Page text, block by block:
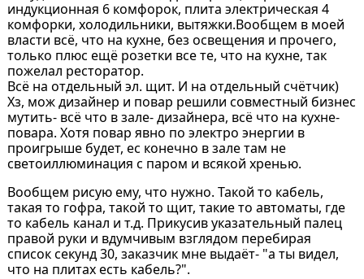
индукционная 6 комфорок, плита электрическая 4
комфорки, холодильники, вытяжки.Вообщем в моей
власти всё, что на кухне, без освещения и прочего,
только плюс ещё розетки все те, что на кухне, так
пожелал ресторатор.
Всё на отдельный эл. щит. И на отдельный счётчик)
Хз, мож дизайнер и повар решили совместный бизнес
мутить- всё что в зале- дизайнера, всё что на кухне-
повара. Хотя повар явно по электро энергии в
проигрыше будет, ес конечно в зале там не
светоиллюминация с паром и всякой хренью.
Вообщем рисую ему, что нужно. Такой то кабель,
такая то гофра, такой то щит, такие то автоматы, где
то кабель канал и т.д. Прикусив указательный палец
правой руки и вдумчивым взглядом перебирая
список секунд 30, заказчик мне выдаёт- "а ты видел,
что на плитах есть кабель?".